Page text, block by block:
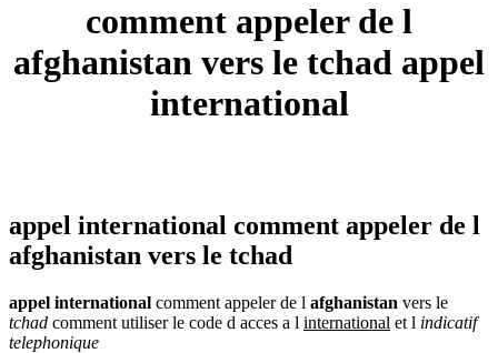
R S T
U
V
W X Y Z
comment appeler de l
afghanistan vers le tchad appel
international
appel international comment appeler de l
afghanistan vers le tchad
appel international comment appeler de l afghanistan vers le
tchad comment utiliser le code d acces a l international et l indicatif
telephonique